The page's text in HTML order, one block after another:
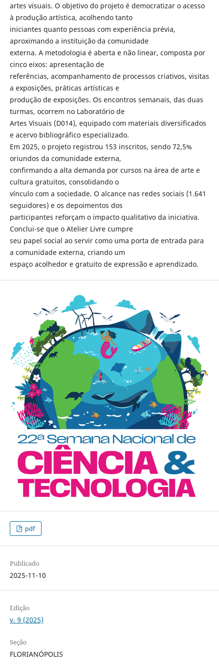
artes visuais. O objetivo do projeto é democratizar o acesso
à produção artística, acolhendo tanto
iniciantes quanto pessoas com experiência prévia,
aproximando a instituição da comunidade
externa. A metodologia é aberta e não linear, composta por
cinco eixos: apresentação de
referências, acompanhamento de processos criativos, visitas
a exposições, práticas artísticas e
produção de exposições. Os encontros semanais, das duas
turmas, ocorrem no Laboratório de
Artes Visuais (D014), equipado com materiais diversificados
e acervo bibliográfico especializado.
Em 2025, o projeto registrou 153 inscritos, sendo 72,5%
oriundos da comunidade externa,
confirmando a alta demanda por cursos na área de arte e
cultura gratuitos, consolidando o
vínculo com a sociedade. O alcance nas redes sociais (1.641
seguidores) e os depoimentos dos
participantes reforçam o impacto qualitativo da iniciativa.
Conclui-se que o Atelier Livre cumpre
seu papel social ao servir como uma porta de entrada para
a comunidade externa, criando um
espaço acolhedor e gratuito de expressão e aprendizado.
pdf
Publicado
2025-11-10
Edição
v. 9 (2025)
Seção
FLORIANÓPOLIS